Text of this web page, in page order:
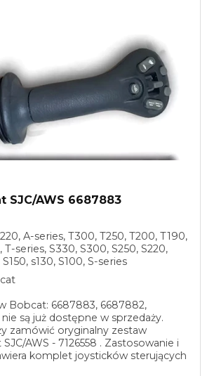
SJC/AWS 6687883
A-series, T300, T250, T200, T190,
T-series, S330, S300, S250, S220,
S150, s130, S100, S-series
Bobcat: 6687883, 6687882,
są już dostępne w sprzedaży.
zamówić oryginalny zestaw
AWS - 7126558 . Zastosowanie i
komplet joysticków sterujących